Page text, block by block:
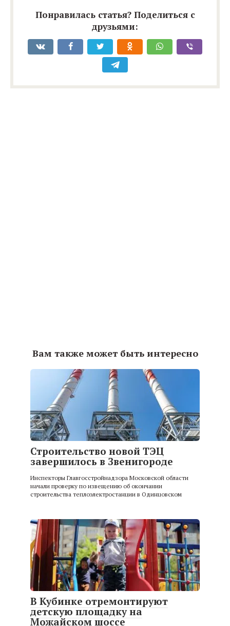
Понравилась статья? Поделиться с
друзьями:
Вам также может быть интересно
Строительство новой ТЭЦ
завершилось в Звенигороде
Инспекторы Главгосстройнадзора Московской области
начали проверку по извещению об окончании
строительства теплоэлектростанции в Одинцовском
В Кубинке отремонтируют
детскую площадку на
Можайском шоссе